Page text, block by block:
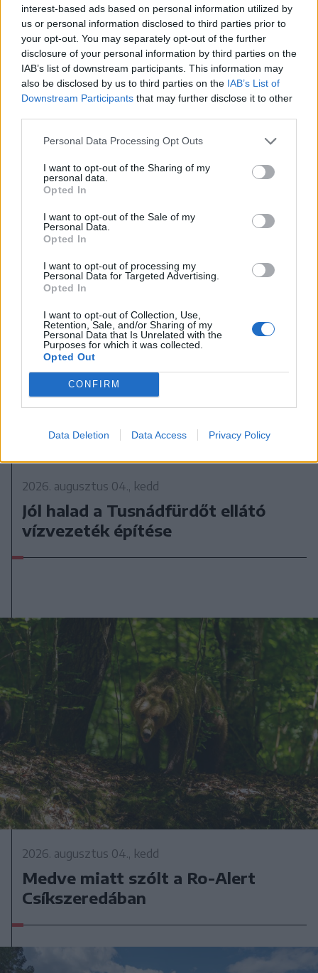
interest-based ads based on personal information utilized by
us or personal information disclosed to third parties prior to
your opt-out. You may separately opt-out of the further
disclosure of your personal information by third parties on the
IAB’s list of downstream participants. This information may
also be disclosed by us to third parties on the IAB’s List of
Downstream Participants that may further disclose it to other
Personal Data Processing Opt Outs
I want to opt-out of the Sharing of my
personal data.
Opted In
I want to opt-out of the Sale of my
Personal Data.
Opted In
I want to opt-out of processing my
Personal Data for Targeted Advertising.
Opted In
I want to opt-out of Collection, Use,
Retention, Sale, and/or Sharing of my
Personal Data that Is Unrelated with the
Purposes for which it was collected.
Opted Out
CONFIRM
Data Deletion Data Access Privacy Policy
2026. augusztus 05., szerda
Jogosítvány nélkül, ittasan hajtott
háznak egy csíkszeredai férfi
2026. augusztus 04., kedd
Jól halad a Tusnádfürdőt ellátó
vízvezeték építése
2026. augusztus 04., kedd
Medve miatt szólt a Ro-Alert
Csíkszeredában